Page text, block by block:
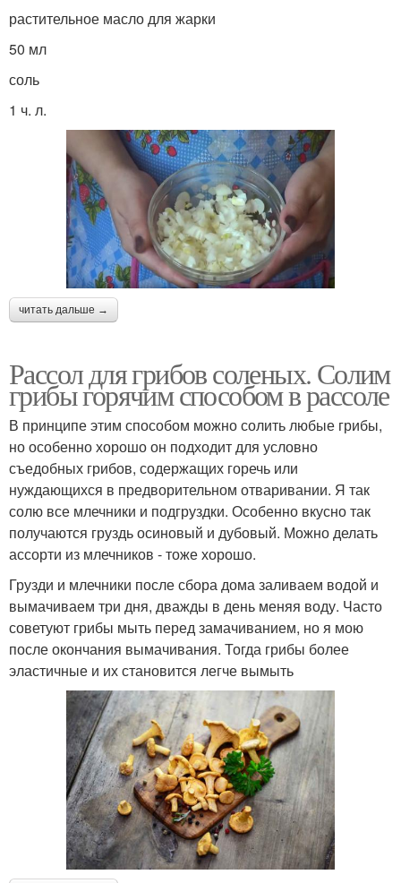
растительное масло для жарки
50 мл
соль
1 ч. л.
читать дальше →
Рассол для грибов соленых. Солим
грибы горячим способом в рассоле
В принципе этим способом можно солить любые грибы,
но особенно хорошо он подходит для условно
съедобных грибов, содержащих горечь или
нуждающихся в предворительном отваривании. Я так
солю все млечники и подгруздки. Особенно вкусно так
получаются груздь осиновый и дубовый. Можно делать
ассорти из млечников - тоже хорошо.
Грузди и млечники после сбора дома заливаем водой и
вымачиваем три дня, дважды в день меняя воду. Часто
советуют грибы мыть перед замачиванием, но я мою
после окончания вымачивания. Тогда грибы более
эластичные и их становится легче вымыть